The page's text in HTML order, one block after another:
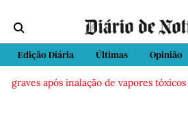
Edição Diária Últimas Opinião
após inalação de vapores tóxicos